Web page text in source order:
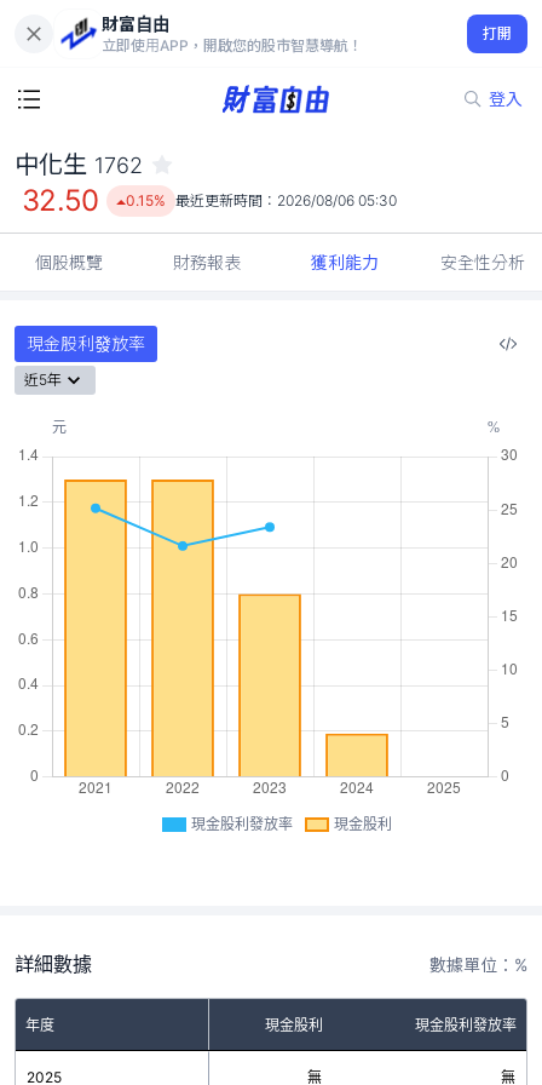
財富自由
立即使用APP，開啟您的股市智慧導航！
打開
登入
32.50
0.15%
中化生 1762
32.50 0.15% 最近更新時間： 2026/08/06 05:30
個股概覽 財務報表 獲利能力 安全性分析
現金股利發放率
近5年
現金股利發放率 現金股利
詳細數據 數據單位：%
年度 現金股利 現金股利發放率
2025 無 無